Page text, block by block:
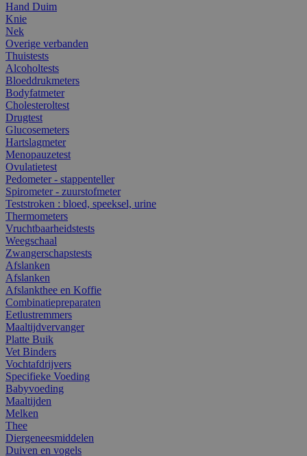
Hand Duim
Knie
Nek
Overige verbanden
Thuistests
Alcoholtests
Bloeddrukmeters
Bodyfatmeter
Cholesteroltest
Drugtest
Glucosemeters
Hartslagmeter
Menopauzetest
Ovulatietest
Pedometer - stappenteller
Spirometer - zuurstofmeter
Teststroken : bloed, speeksel, urine
Thermometers
Vruchtbaarheidstests
Weegschaal
Zwangerschapstests
Afslanken
Afslanken
Afslankthee en Koffie
Combinatiepreparaten
Eetlustremmers
Maaltijdvervanger
Platte Buik
Vet Binders
Vochtafdrijvers
Specifieke Voeding
Babyvoeding
Maaltijden
Melken
Thee
Diergeneesmiddelen
Duiven en vogels